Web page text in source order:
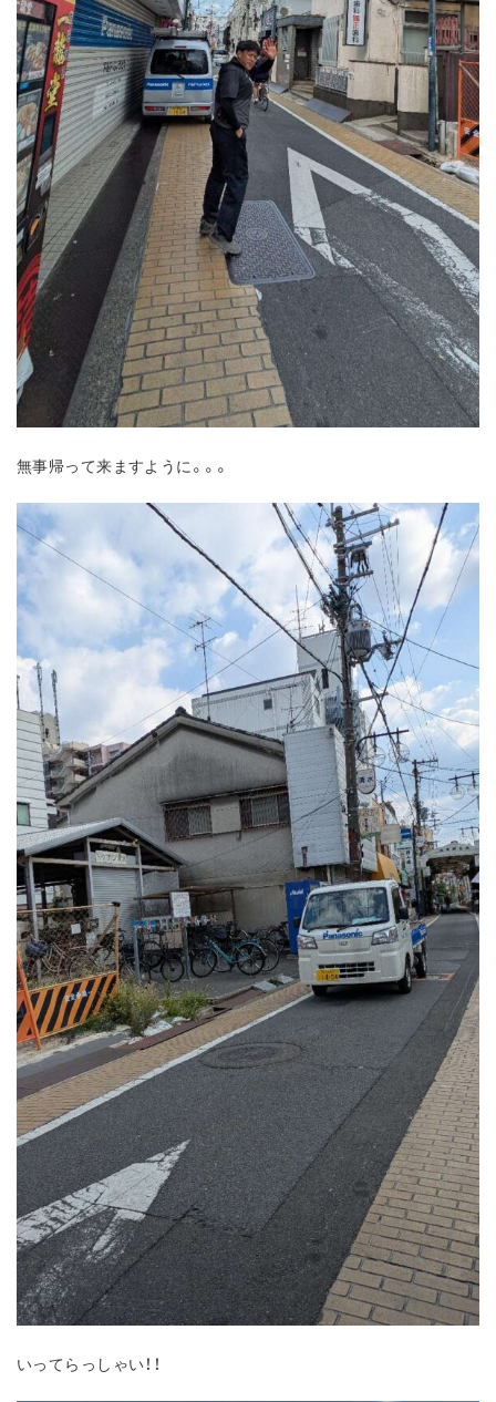
無事帰って来ますように。。。
いってらっしゃい！！